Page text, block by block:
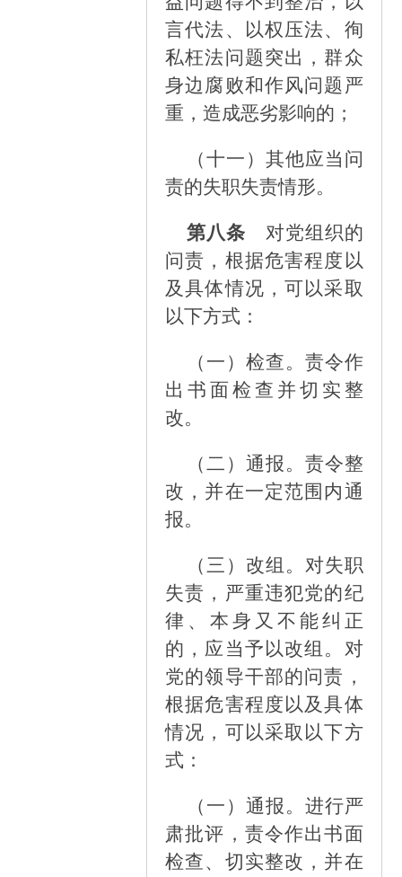
言代法、以权压法、徇
私枉法问题突出，群众
身边腐败和作风问题严
重，造成恶劣影响的；
（十一） 其他应当问
责的失职失责情形。
第八条 对党组织的
问责，根据危害程度以
及具体情况，可以采取
以下方式：
（一） 检查。责令作
出书面检查并切实整
改。
（二） 通报。责令整
改，并在一定范围内通
报。
（三） 改组。对失职
失责，严重违犯党的纪
律、本身又不能纠正
的，应当予以改组。对
党的领导干部的问责，
根据危害程度以及具体
情况，可以采取以下方
式：
（一） 通报。进行严
肃批评，责令作出书面
检查、切实整改，并在